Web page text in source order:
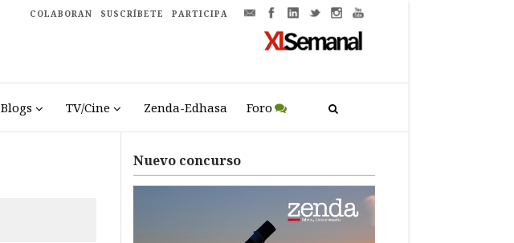
COLABORAN SUSCRÍBETE PARTICIPA
Blogs TV/Cine Zenda-Edhasa Foro
Nuevo concurso